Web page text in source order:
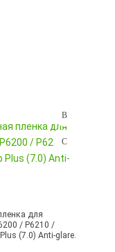
для
/ P6210 /
(7.0) Anti-glare.